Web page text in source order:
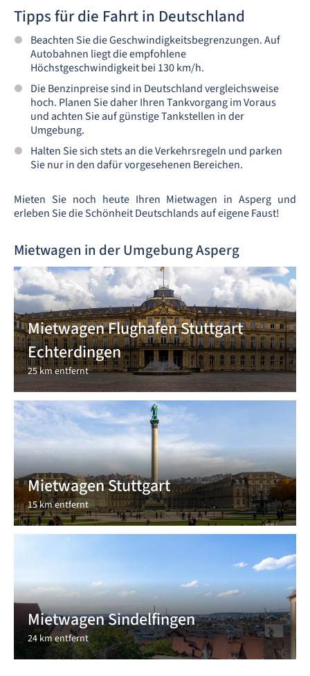
Tipps für die Fahrt in Deutschland
Beachten Sie die Geschwindigkeitsbegrenzungen. Auf
Autobahnen liegt die empfohlene
Höchstgeschwindigkeit bei 130 km/h.
Die Benzinpreise sind in Deutschland vergleichsweise
hoch. Planen Sie daher Ihren Tankvorgang im Voraus
und achten Sie auf günstige Tankstellen in der
Umgebung.
Halten Sie sich stets an die Verkehrsregeln und parken
Sie nur in den dafür vorgesehenen Bereichen.
Mieten Sie noch heute Ihren Mietwagen in Asperg und
erleben Sie die Schönheit Deutschlands auf eigene Faust!
Mietwagen in der Umgebung Asperg
Mietwagen Flughafen Stuttgart
Echterdingen
25 km entfernt
Mietwagen Stuttgart
15 km entfernt
Mietwagen Sindelfingen
24 km entfernt